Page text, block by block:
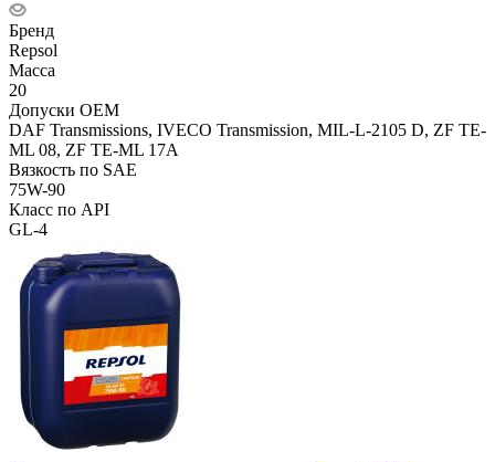
Бренд
Repsol
Масса
20
Допуски OEM
DAF Transmissions, IVECO Transmission, MIL-L-2105 D, ZF TE-
ML 08, ZF TE-ML 17A
Вязкость по SAE
75W-90
Класс по API
GL-4